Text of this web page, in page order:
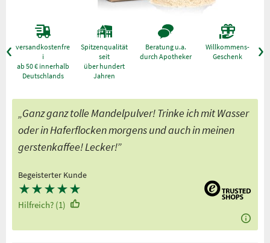
versandkostenfre
i
ab 50 € innerhalb
Deutschlands
Spitzenqualität
seit
über hundert
Jahren
Beratung u.a.
durch Apotheker
Willkommens-
Geschenk
„Ganz ganz tolle Mandelpulver! Trinke ich mit Wasser
oder in Haferflocken morgens und auch in meinen
gerstenkaffee! Lecker!”
Begeisterter Kunde
★★★★★
Hilfreich? (1)